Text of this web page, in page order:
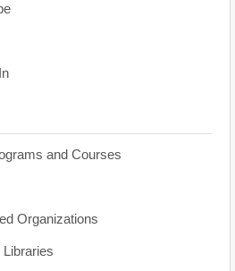
and Courses
Organizations